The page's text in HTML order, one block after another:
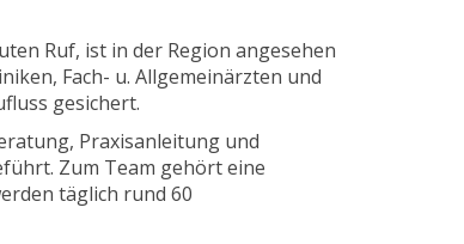
Ruf, ist in der Region angesehen
Fach- u. Allgemeinärzten und
gesichert.
Praxisanleitung und
Zum Team gehört eine
täglich rund 60